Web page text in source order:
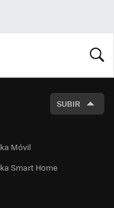
SUBIR
Móvil
Smart Home